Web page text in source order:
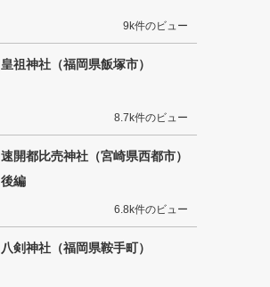
9k件のビュー
皇祖神社（福岡県飯塚市）
8.7k件のビュー
速開都比売神社（宮崎県西都市）
後編
6.8k件のビュー
八剣神社（福岡県鞍手町）